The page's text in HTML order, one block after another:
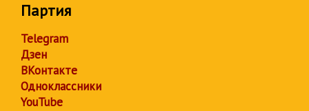
Партия
Telegram
Дзен
ВКонтакте
Одноклассники
YouTube